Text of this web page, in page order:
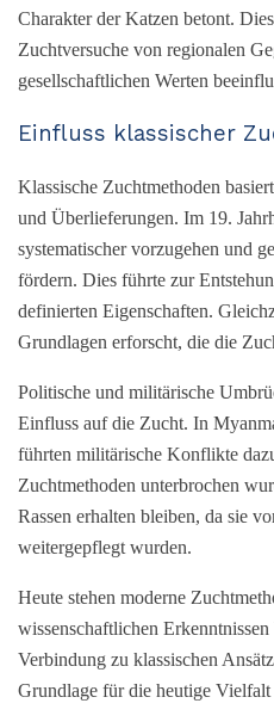
Charakter der Katzen betont.
Zuchtversuche von regionalen
gesellschaftlichen Werten
Einfluss klassischer
Klassische Zuchtmethoden
und Überlieferungen. Im 19.
systematischer vorzugehen und
fördern. Dies führte zur
definierten Eigenschaften.
Grundlagen erforscht, die die
Politische und militärische
Einfluss auf die Zucht. In
führten militärische Konflikte
Zuchtmethoden unterbrochen
Rassen erhalten bleiben, da sie
weitergepflegt wurden.
Heute stehen moderne
wissenschaftlichen
Verbindung zu klassischen
Grundlage für die heutige Vielfalt